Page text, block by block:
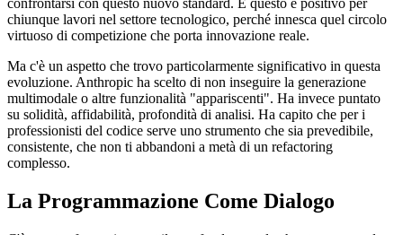
confrontarsi con questo nuovo standard. E questo è positivo per
chiunque lavori nel settore tecnologico, perché innesca quel circolo
virtuoso di competizione che porta innovazione reale.
Ma c'è un aspetto che trovo particolarmente significativo in questa
evoluzione. Anthropic ha scelto di non inseguire la generazione
multimodale o altre funzionalità "appariscenti". Ha invece puntato
su solidità, affidabilità, profondità di analisi. Ha capito che per i
professionisti del codice serve uno strumento che sia prevedibile,
consistente, che non ti abbandoni a metà di un refactoring
complesso.
La Programmazione Come Dialogo